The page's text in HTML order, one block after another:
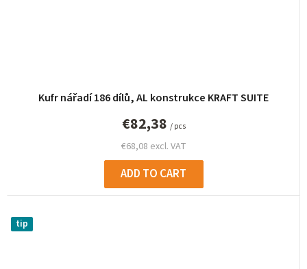
Kufr nářadí 186 dílů, AL konstrukce KRAFT SUITE
€68,08 excl. VAT
€82,38 / pcs
ADD TO CART
tip